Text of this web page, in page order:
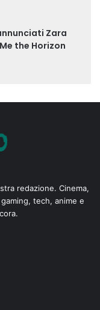
Zara
the Horizon
redazione. Cinema,
tech, anime e